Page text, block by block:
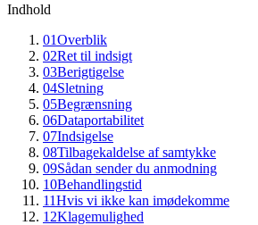
Indhold
01Overblik
02Ret til indsigt
03Berigtigelse
04Sletning
05Begrænsning
06Dataportabilitet
07Indsigelse
08Tilbagekaldelse af samtykke
09Sådan sender du anmodning
10Behandlingstid
11Hvis vi ikke kan imødekomme
12Klagemulighed